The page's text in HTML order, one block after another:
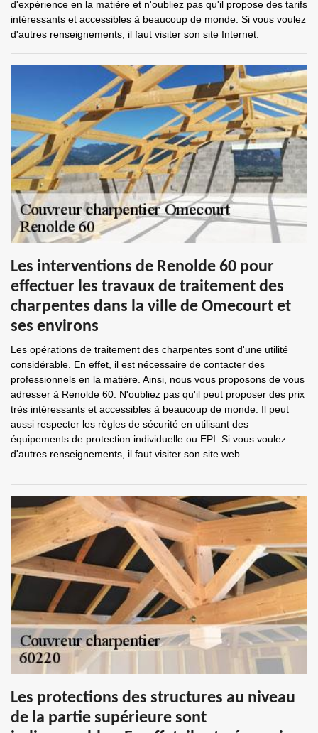
d'expérience en la matière et n'oubliez pas qu'il propose des tarifs
intéressants et accessibles à beaucoup de monde. Si vous voulez
d'autres renseignements, il faut visiter son site Internet.
Les interventions de Renolde 60 pour
effectuer les travaux de traitement des
charpentes dans la ville de Omecourt et
ses environs
Les opérations de traitement des charpentes sont d'une utilité
considérable. En effet, il est nécessaire de contacter des
professionnels en la matière. Ainsi, nous vous proposons de vous
adresser à Renolde 60. N'oubliez pas qu'il peut proposer des prix
très intéressants et accessibles à beaucoup de monde. Il peut
aussi respecter les règles de sécurité en utilisant des
équipements de protection individuelle ou EPI. Si vous voulez
d'autres renseignements, il faut visiter son site web.
Les protections des structures au niveau
de la partie supérieure sont